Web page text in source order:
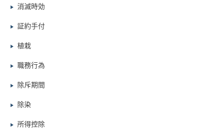
▶ 消滅時効
▶ 証約手付
▶ 植栽
▶ 職務行為
▶ 除斥期間
▶ 除染
▶ 所得控除